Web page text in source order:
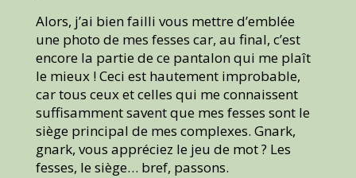
Alors, j’ai bien failli vous mettre d’emblée
une photo de mes fesses car, au final, c’est
encore la partie de ce pantalon qui me plaît
le mieux ! Ceci est hautement improbable,
car tous ceux et celles qui me connaissent
suffisamment savent que mes fesses sont le
siège principal de mes complexes. Gnark,
gnark, vous appréciez le jeu de mot ? Les
fesses, le siège… bref, passons.